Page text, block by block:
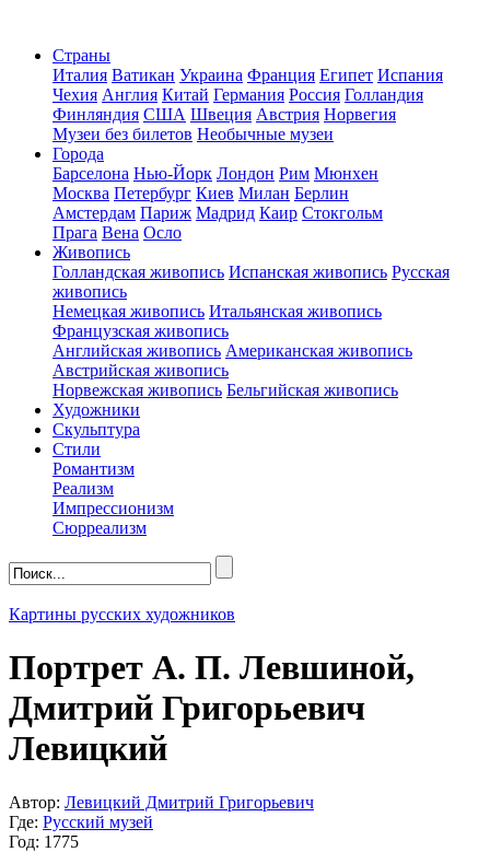
Страны
Италия Ватикан Украина Франция Египет Испания
Чехия Англия Китай Германия Россия Голландия
Финляндия США Швеция Австрия Норвегия
Музеи без билетов Необычные музеи
Города
Барселона Нью-Йорк Лондон Рим Мюнхен
Москва Петербург Киев Милан Берлин
Амстердам Париж Мадрид Каир Стокгольм
Прага Вена Осло
Живопись
Голландская живопись Испанская живопись Русская
живопись
Немецкая живопись Итальянская живопись
Французская живопись
Английская живопись Американская живопись
Австрийская живопись
Норвежская живопись Бельгийская живопись
Художники
Скульптура
Стили
Романтизм
Реализм
Импрессионизм
Сюрреализм
Картины русских художников
Портрет А. П. Левшиной,
Дмитрий Григорьевич
Левицкий
Автор: Левицкий Дмитрий Григорьевич
Где: Русский музей
Год: 1775